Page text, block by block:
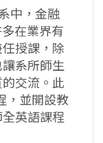
中，金融
在業界有
授課，除
系所師生
交流。此
，並開設教
英語課程